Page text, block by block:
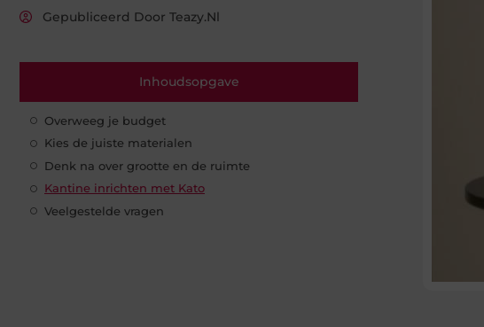
Gepubliceerd Door Teazy.nl
Inhoudsopgave
Overweeg je budget
Kies de juiste materialen
Denk na over grootte en de ruimte
Kantine inrichten met Kato
Veelgestelde vragen